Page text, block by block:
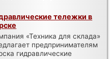
тележки в
«Техника для склада»
предпринимателям
гидравлические